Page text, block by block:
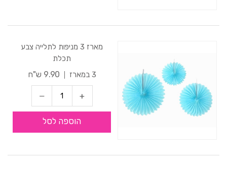
מארז 3 מניפות לתלייה צבע
תכלת
3 במארז
9.90 ש"ח
הוספה לסל